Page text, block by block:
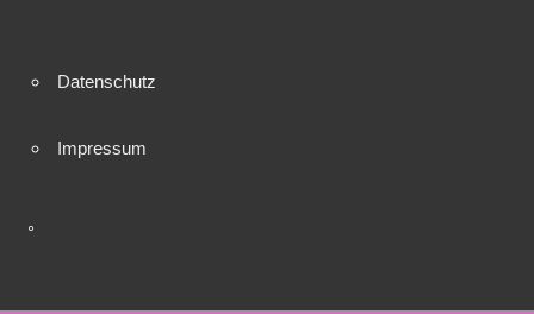
Datenschutz
Impressum
°